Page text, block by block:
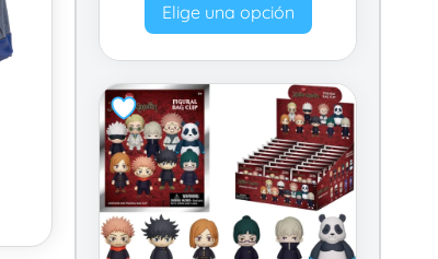
Elige una opción